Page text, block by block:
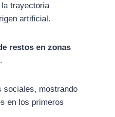
trayectoria
artificial.
restos en zonas
sociales, mostrando
en los primeros